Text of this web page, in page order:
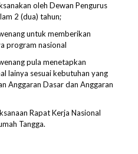
oleh Dewan Pengurus
2 (dua) tahun;
untuk memberikan
program nasional
pula menetapkan
lainya sesuai kebutuhan yang
Anggaran Dasar dan Anggaran
Rapat Kerja Nasional
Tangga.